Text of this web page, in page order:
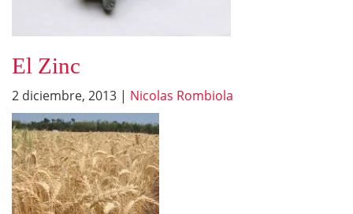
El Zinc
2 diciembre, 2013 | Nicolas Rombiola